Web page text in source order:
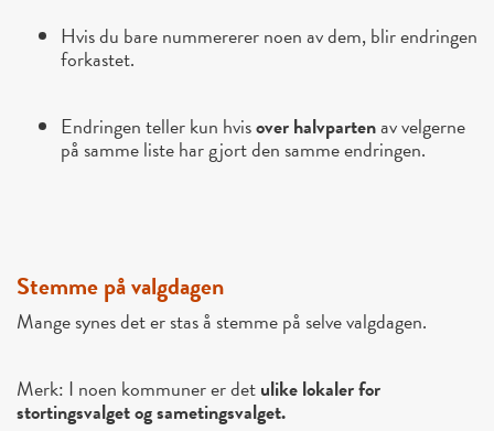
Hvis du bare nummererer noen av dem, blir endringen
forkastet.
Endringen teller kun hvisover halvpartenav velgerne
på samme liste har gjort den samme endringen.
Stemme på valgdagen
Mange synes det er stas å stemme på selve valgdagen.
Merk: I noen kommuner er detulike lokaler for
stortingsvalget og sametingsvalget.